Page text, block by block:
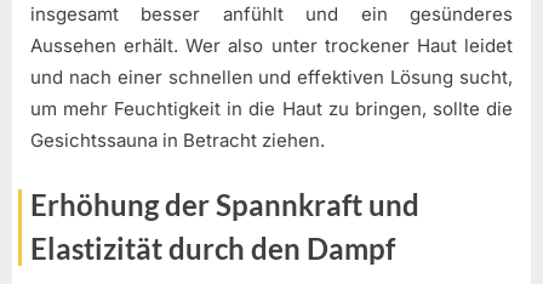
insgesamt besser anfühlt und ein gesünderes
Aussehen erhält. Wer also unter trockener Haut leidet
und nach einer schnellen und effektiven Lösung sucht,
um mehr Feuchtigkeit in die Haut zu bringen, sollte die
Gesichtssauna in Betracht ziehen.
Erhöhung der Spannkraft und
Elastizität durch den Dampf